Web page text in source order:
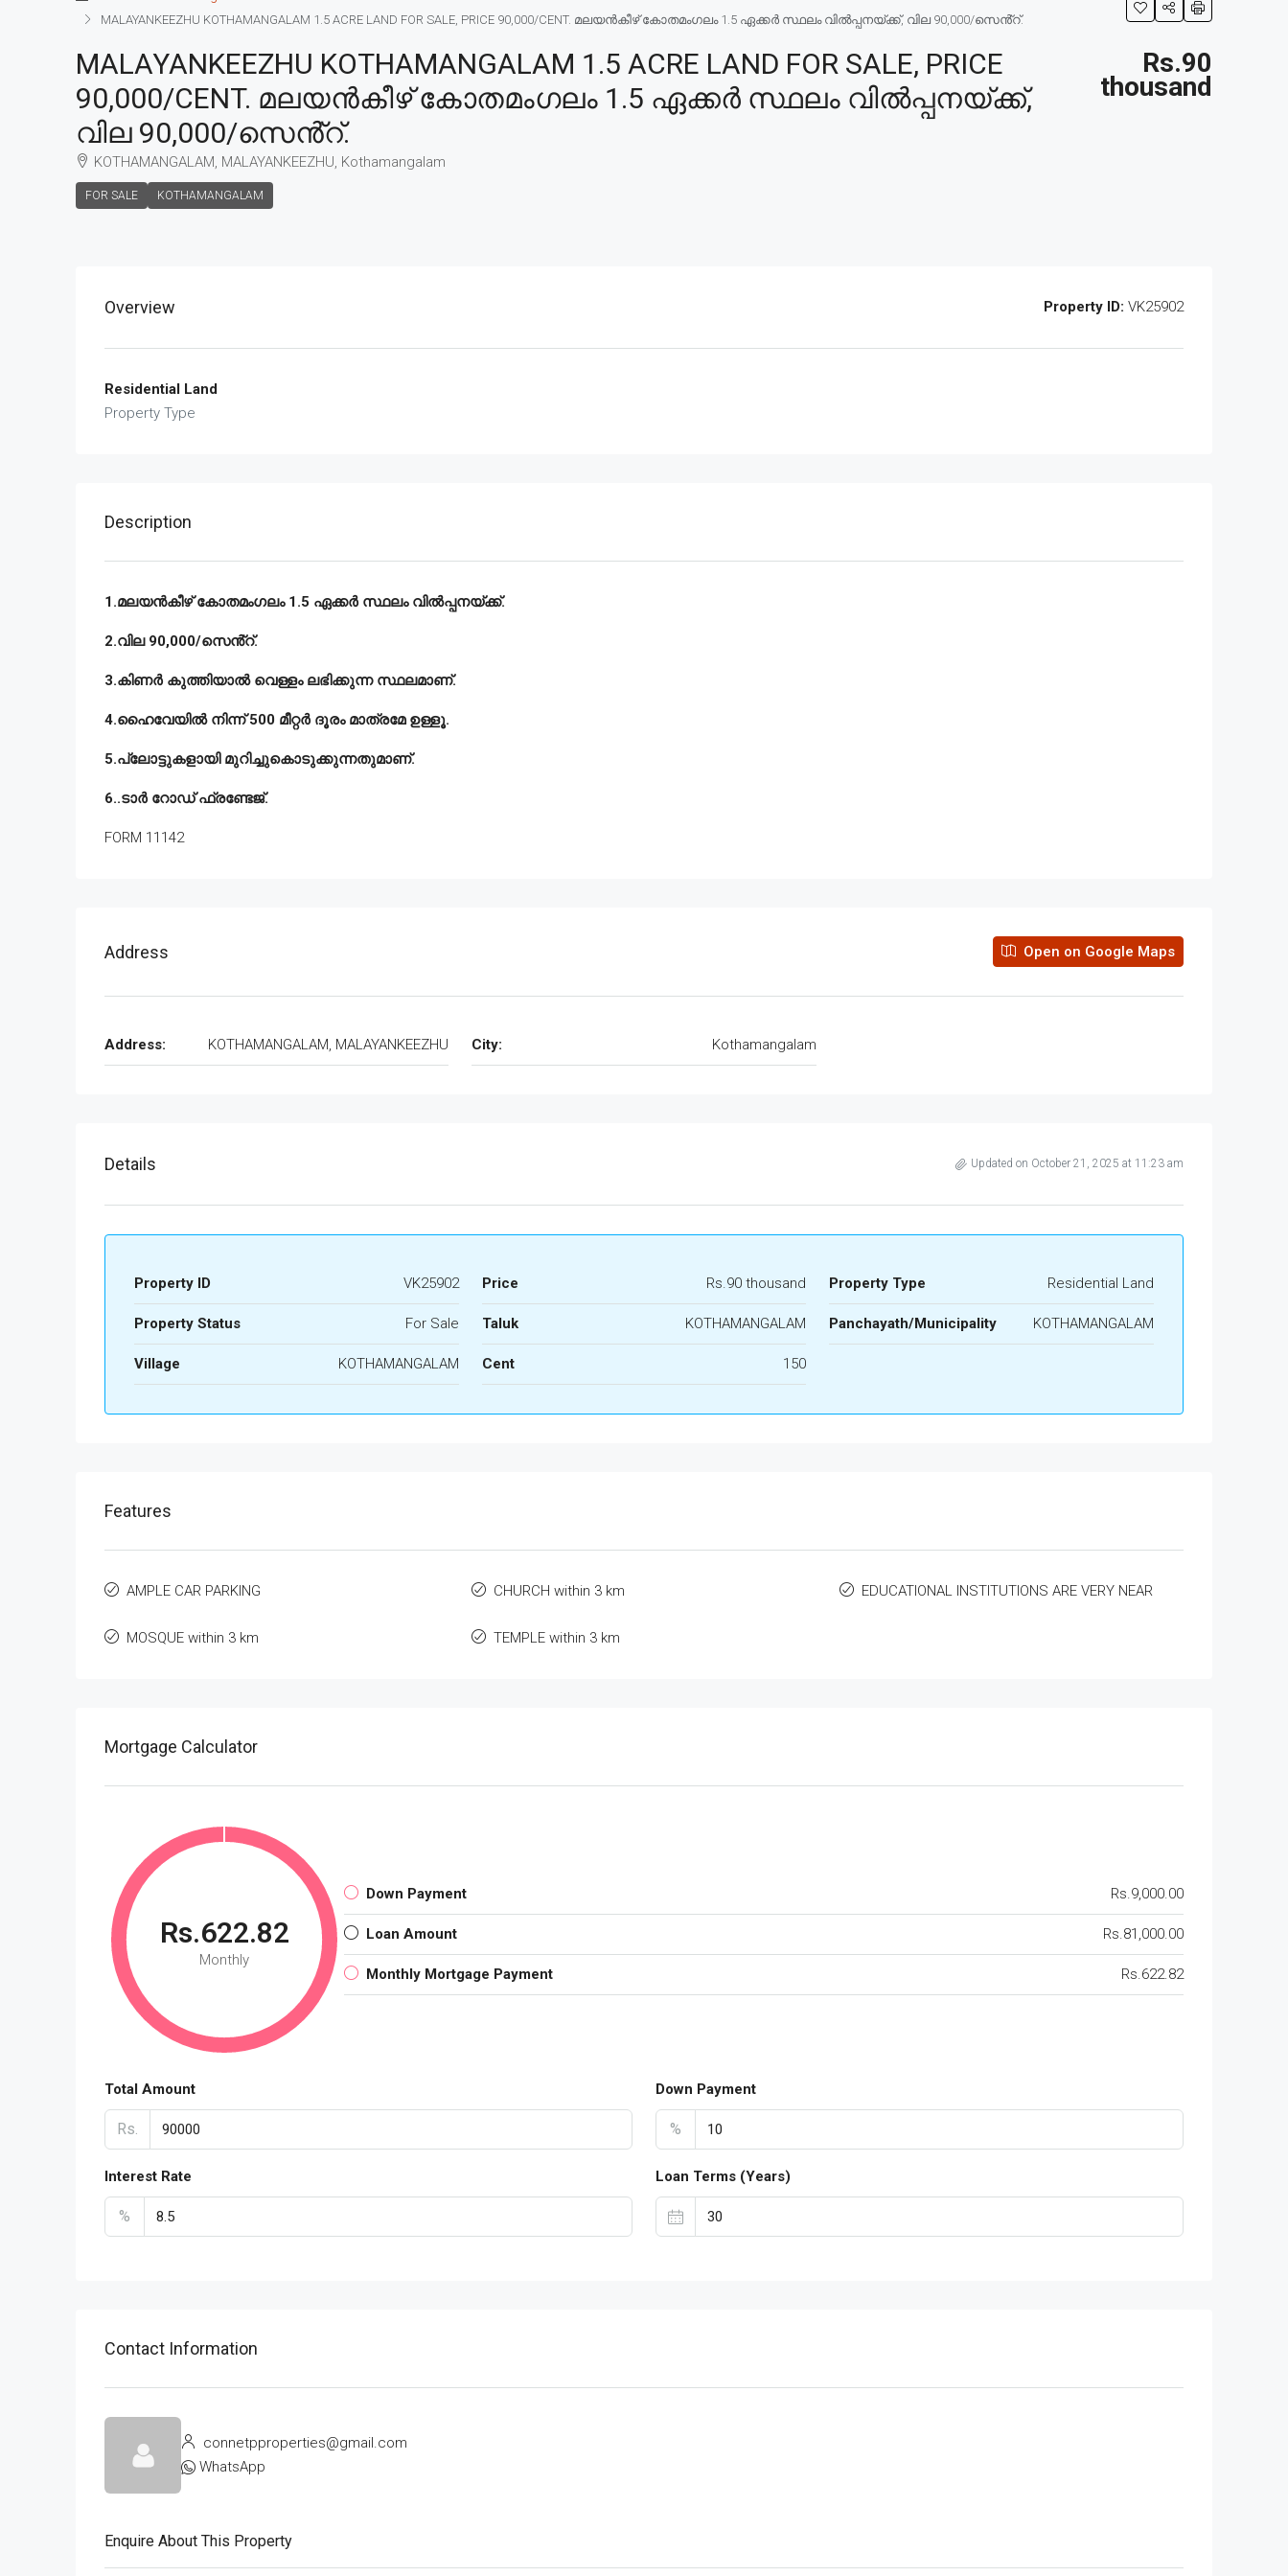
MALAYANKEEZHU KOTHAMANGALAM 1.5 ACRE LAND FOR SALE, PRICE 90,000/CENT. മലയൻകീഴ് കോതമംഗലം 1.5 ഏക്കർ സ്ഥലം വിൽപ്പനയ്ക്ക്, വില 90,000/സെൻ്റ്.
MALAYANKEEZHU KOTHAMANGALAM 1.5 ACRE LAND FOR SALE, PRICE
90,000/CENT. മലയൻകീഴ് കോതമംഗലം 1.5 ഏക്കർ സ്ഥലം വിൽപ്പനയ്ക്ക്,
വില 90,000/സെൻ്റ്.
KOTHAMANGALAM, MALAYANKEEZHU, Kothamangalam
FOR SALE KOTHAMANGALAM
Rs.90
thousand
Overview Property ID: VK25902
Residential Land
Property Type
Description
1.മലയൻകീഴ് കോതമംഗലം 1.5 ഏക്കർ സ്ഥലം വിൽപ്പനയ്ക്ക്.
2.വില 90,000/സെൻ്റ്.
3.കിണർ കുത്തിയാൽ വെള്ളം ലഭിക്കുന്ന സ്ഥലമാണ്.
4.ഹൈവേയിൽ നിന്ന് 500 മീറ്റർ ദൂരം മാത്രമേ ഉള്ളൂ.
5.പ്ലോട്ടുകളായി മുറിച്ചുകൊടുക്കുന്നതുമാണ്.
6..ടാർ റോഡ് ഫ്രണ്ടേജ്.
FORM 11142
Address Open on Google Maps
Address: KOTHAMANGALAM, MALAYANKEEZHU City: Kothamangalam
Details Updated on October 21, 2025 at 11:23 am
Property ID VK25902 Price Rs.90 thousand Property Type Residential Land
Property Status For Sale Taluk KOTHAMANGALAM Panchayath/Municipality KOTHAMANGALAM
Village KOTHAMANGALAM Cent 150
Features
AMPLE CAR PARKING CHURCH within 3 km EDUCATIONAL INSTITUTIONS ARE VERY NEAR
MOSQUE within 3 km TEMPLE within 3 km
Mortgage Calculator
Rs.622.82
Monthly
Down Payment Rs.9,000.00
Loan Amount Rs.81,000.00
Monthly Mortgage Payment Rs.622.82
Total Amount
Rs.
Down Payment
%
Interest Rate
%
Loan Terms (Years)
Contact Information
connetpproperties@gmail.com
WhatsApp
Enquire About This Property